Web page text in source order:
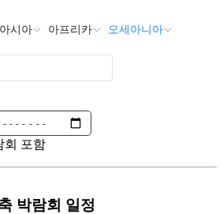
아시아 아프리카
오세아니아
회 포함
박람회 일정